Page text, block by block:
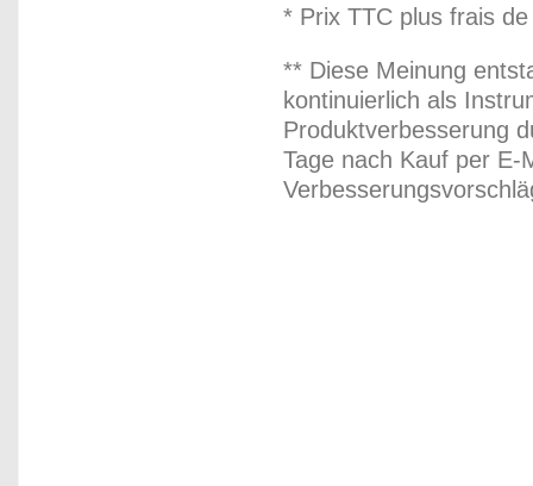
* Prix TTC plus frais
** Diese Meinung
kontinuierlich als
Produktverbesserung
Tage nach Kauf per E-